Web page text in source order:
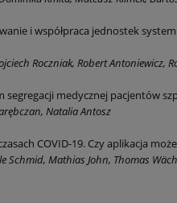
i współpraca jednostek
Roczniak, Robert Antoniewicz,
segregacji medycznej pacjentów
Natalia Antosz
COVID-19. Czy aplikacja
Schmid, Mathias John, Thomas